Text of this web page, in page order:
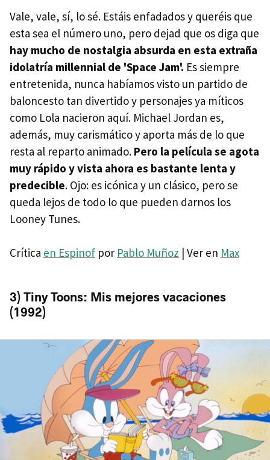
Vale, vale, sí, lo sé. Estáis enfadados y queréis que
esta sea el número uno, pero dejad que os diga que
hay mucho de nostalgia absurda en esta extraña
idolatría millennial de 'Space Jam'. Es siempre
entretenida, nunca habíamos visto un partido de
baloncesto tan divertido y personajes ya míticos
como Lola nacieron aquí. Michael Jordan es,
además, muy carismático y aporta más de lo que
resta al reparto animado. Pero la película se agota
muy rápido y vista ahora es bastante lenta y
predecible. Ojo: es icónica y un clásico, pero se
queda lejos de todo lo que pueden darnos los
Looney Tunes.
Crítica en Espinof por Pablo Muñoz | Ver en Max
3) Tiny Toons: Mis mejores vacaciones
(1992)